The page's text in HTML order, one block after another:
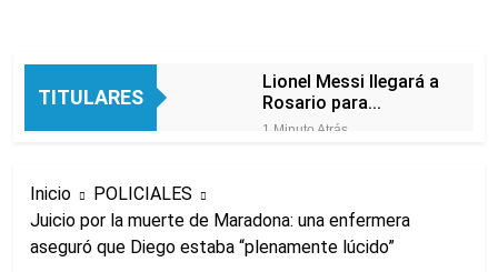
TITULARES
Lionel Messi llegará a
Rosario para
despedir a su padre
1 Minuto Atrás
Thiago Medina fue
imputado
Inicio
POLICIALES
Juicio por la muerte de Maradona: una enfermera
aseguró que Diego estaba “plenamente lúcido”